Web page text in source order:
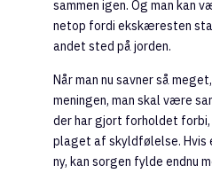
sammen igen. Og man kan
netop fordi ekskæresten
andet sted på jorden.
Når man nu savner så
meningen, man skal være
der har gjort forholdet
plaget af skyldfølelse. Hvis
ny, kan sorgen fylde endnu